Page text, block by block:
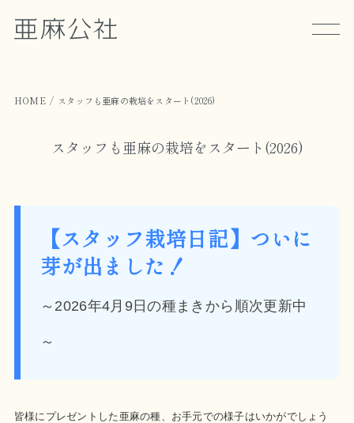
HOME スタッフも亜麻の栽培をスタート(2026)
スタッフも亜麻の栽培をスタート(2026)
【スタッフ栽培日記】ついに
芽が出ました！
～2026年4月9日の種まきから順次更新中
～
皆様にプレゼントした亜麻の種、お手元での様子はいかがでしょう